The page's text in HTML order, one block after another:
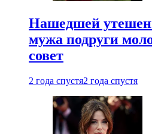
Нашедшей
мужа подруги
совет
2 года спустя2 года спустя